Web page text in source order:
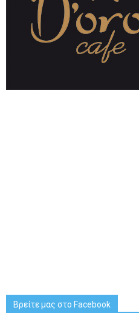
Βρείτε μας στο Facebook